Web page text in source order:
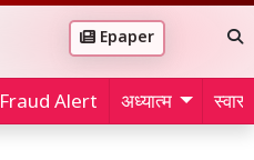
Epaper
Fraud Alert अध्यात्म